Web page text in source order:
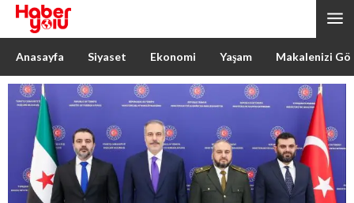
Anasayfa Siyaset Ekonomi Yaşam Makalenizi